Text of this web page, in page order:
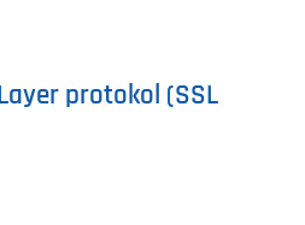
protokol (SSL